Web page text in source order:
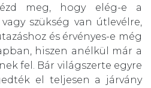
meg, hogy elég-e a
szükség van útlevélre,
és érvényes-e még
hiszen anélkül már a
fel. Bár világszerte egyre
el teljesen a járvány